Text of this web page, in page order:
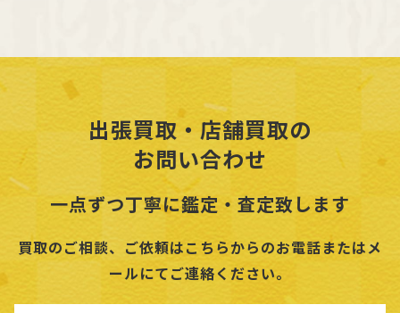
出張買取・店舗買取の
お問い合わせ
一点ずつ丁寧に鑑定・査定致します
買取のご相談、ご依頼はこちらからのお電話またはメ
ールにてご連絡ください。